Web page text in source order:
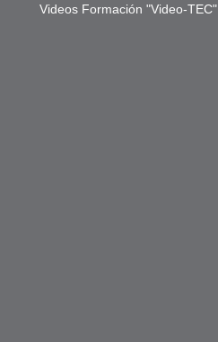
Videos Formación "Video-TEC"